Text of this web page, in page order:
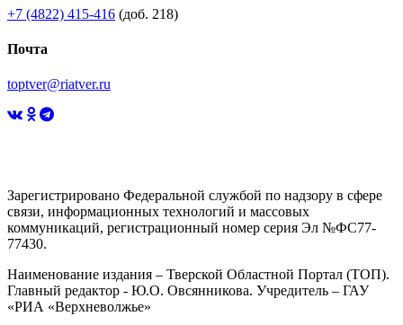
+7 (4822) 415-416 (доб. 218)
Почта
toptver@riatver.ru
Зарегистрировано Федеральной службой по надзору в сфере
связи, информационных технологий и массовых
коммуникаций, регистрационный номер серия Эл №ФС77-
77430.
Наименование издания – Тверской Областной Портал (ТОП).
Главный редактор - Ю.О. Овсянникова. Учредитель – ГАУ
«РИА «Верхневолжье»